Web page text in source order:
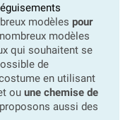
modèles pour
modèles
qui souhaitent se
de
en utilisant
ou une chemise de
aussi des